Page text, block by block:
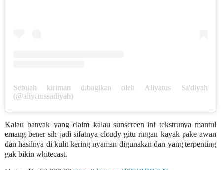
Sebuah kiriman dibagikan oleh Aliyatus Sa'diyah
(@aliyatussadiyah)
Kalau banyak yang claim kalau sunscreen ini tekstrunya mantul
emang bener sih jadi sifatnya cloudy gitu ringan kayak pake awan
dan hasilnya di kulit kering nyaman digunakan dan yang terpenting
gak bikin whitecast.